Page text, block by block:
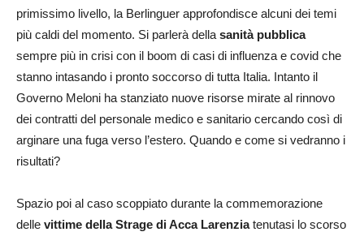
primissimo livello, la Berlinguer approfondisce alcuni dei temi
più caldi del momento. Si parlerà della sanità pubblica
sempre più in crisi con il boom di casi di influenza e covid che
stanno intasando i pronto soccorso di tutta Italia. Intanto il
Governo Meloni ha stanziato nuove risorse mirate al rinnovo
dei contratti del personale medico e sanitario cercando così di
arginare una fuga verso l’estero. Quando e come si vedranno i
risultati?
Spazio poi al caso scoppiato durante la commemorazione
delle vittime della Strage di Acca Larenziatenutasi lo scorso